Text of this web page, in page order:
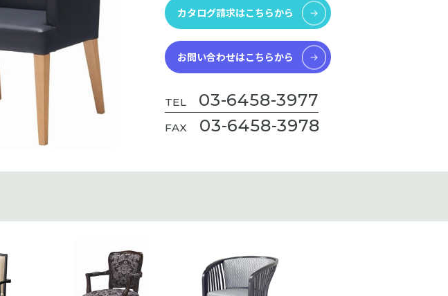
カタログ請求はこちらから
お問い合わせはこちらから
TEL 03-6458-3977
FAX 03-6458-3978